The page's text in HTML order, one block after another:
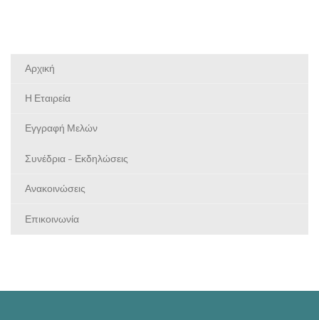
Αρχική
Η Εταιρεία
Εγγραφή Μελών
Συνέδρια - Εκδηλώσεις
Ανακοινώσεις
Επικοινωνία